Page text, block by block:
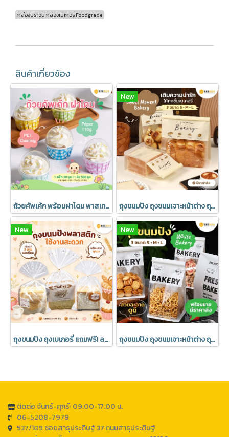
กล่องบราวนี่ กล่องเบเกอรี่ Foodgrade
สินค้าเกี่ยวข้อง
ถ้วยคัพเค้ก พร้อมฝาโดม พาสเทล อบได้ มีราคาส่ง (1 แพค 20 ชุด)
New
ถุงขนมปัง ถุงขนมเจาะหน้าต่าง ถุงเบเกอรี่ ซองขนม เจาะหน้าต่าง พร้อมลวดรัดที่ปากถุง มีราคาส่ง (1แพ็ค : 20 ชิ้น)
New
ถุงขนมปัง ถุงเบเกอรี่ แถมฟรี! ลวดปิดปากถุง มีราคาส่ง (1 แพค 50 ชิ้น)
New
ถุงขนมปัง ถุงขนมเจาะหน้าต่าง ถุงเบเกอรี่ ซองขนม เจาะหน้าต่าง พร้อมลวดรัดที่ปากถุง ลาย Bakery มีราคาส่ง (1แพ็ค : 20 ชิ้น)
ติดต่อ จันทร์-ศุกร์: 09.00-17.00 น.
06-5208-7979
537/189 ซอยสาธุประดิษฐ์ 37 ถนนสาธุประดิษฐ์